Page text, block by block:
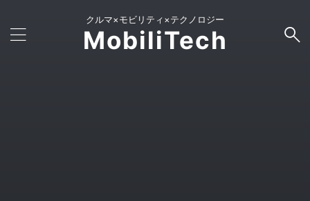
クルマ×モビリティ×テクノロジー
MobiliTech